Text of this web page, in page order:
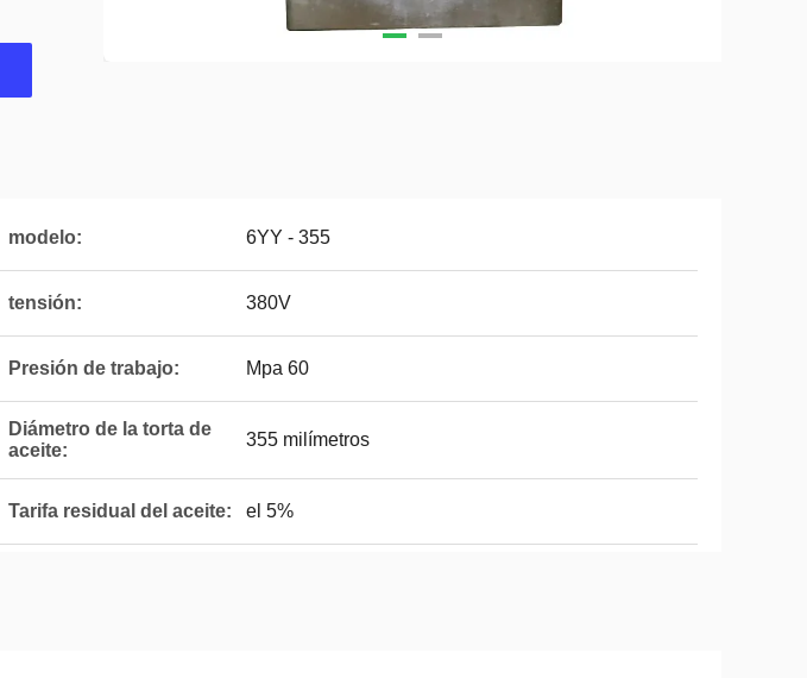
modelo: 6YY - 355
tensión: 380V
Presión de trabajo: Mpa 60
Diámetro de la torta de
aceite:
355 milímetros
Tarifa residual del aceite: el 5%